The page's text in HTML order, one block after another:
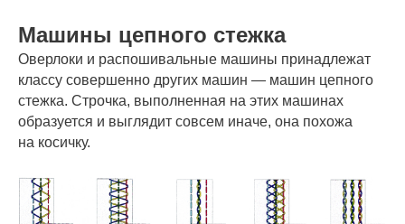
Машины цепного стежка
Оверлоки и распошивальные машины принадлежат
классу совершенно других машин — машин цепного
стежка. Строчка, выполненная на этих машинах
образуется и выглядит совсем иначе, она похожа
на косичку.